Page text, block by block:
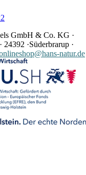
GmbH & Co. KG ·
24392 ·Süderbrarup ·
natur.de